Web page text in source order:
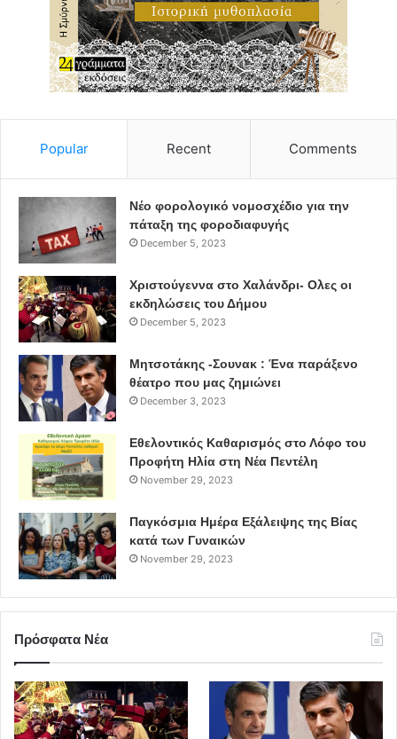
Popular Recent Comments
Νέο φορολογικό νομοσχέδιο για την
πάταξη της φοροδιαφυγής
December 5, 2023
Χριστούγεννα στο Χαλάνδρι- Ολες οι
εκδηλώσεις του Δήμου
December 5, 2023
Μητσοτάκης -Σουνακ : Ένα παράξενο
θέατρο που μας ζημιώνει
December 3, 2023
Εθελοντικός Καθαρισμός στο Λόφο του
Προφήτη Ηλία στη Νέα Πεντέλη
November 29, 2023
Παγκόσμια Ημέρα Εξάλειψης της Βίας
κατά των Γυναικών
November 29, 2023
Πρόσφατα Νέα